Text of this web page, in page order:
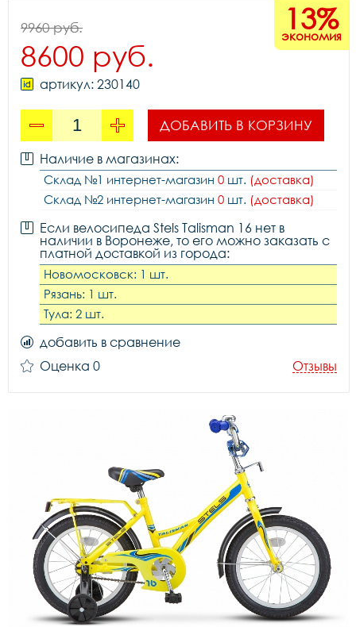
13%
экономия
9960 руб.
8600 руб.
артикул: 230140
ДОБАВИТЬ В КОРЗИНУ
Наличие в магазинах:
Склад №1 интернет-магазин 0 шт. (доставка)
Склад №2 интернет-магазин 0 шт. (доставка)
Если велосипеда Stels Talisman 16 нет в
наличии в Воронеже, то его можно заказать с
платной доставкой из города:
Новомосковск: 1 шт.
Рязань: 1 шт.
Тула: 2 шт.
добавить в сравнение
Оценка 0
Отзывы